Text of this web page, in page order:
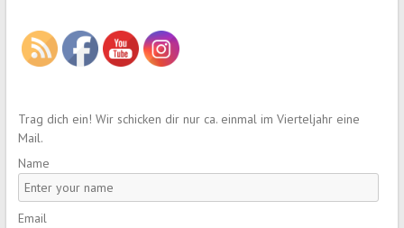
Trag dich ein! Wir schicken dir nur ca. einmal im Vierteljahr eine
Mail.
Name
Email